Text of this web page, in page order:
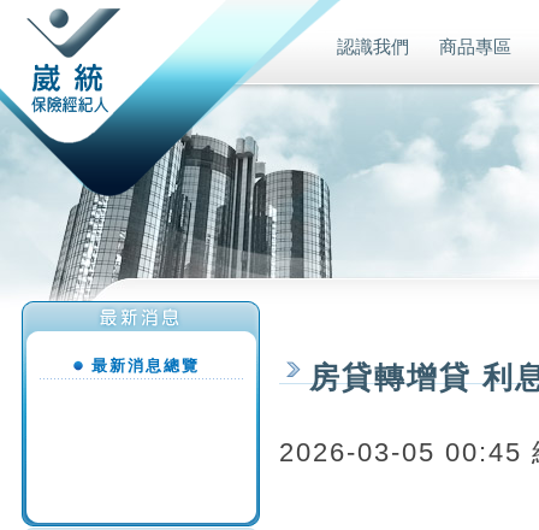
認識我們 商品專區
最新消息總覽 房貸轉增貸 利
2026-03-05 00:45